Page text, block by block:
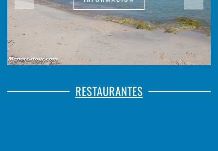
RESTAURANTES